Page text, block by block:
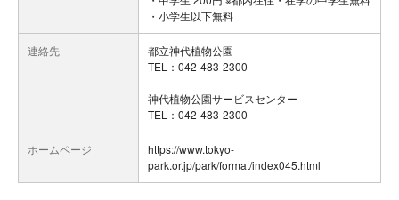
・小学生以下無料
連絡先
都立神代植物公園
TEL：042-483-2300
神代植物公園サービスセンター
TEL：042-483-2300
ホームページ
https://www.tokyo-
park.or.jp/park/format/index045.html